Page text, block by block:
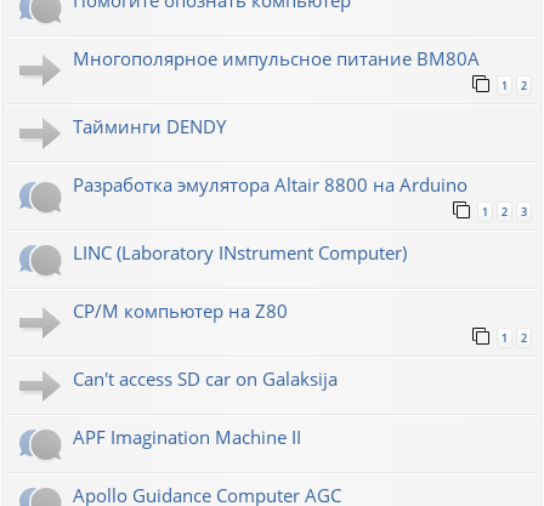
Многополярное импульсное питание ВМ80А
1 2
Тайминги DENDY
Разработка эмулятора Altair 8800 на Arduino
1 2 3
LINC (Laboratory INstrument Computer)
CP/M компьютер на Z80
1 2
Can't access SD car on Galaksija
APF Imagination Machine II
Apollo Guidance Computer AGC